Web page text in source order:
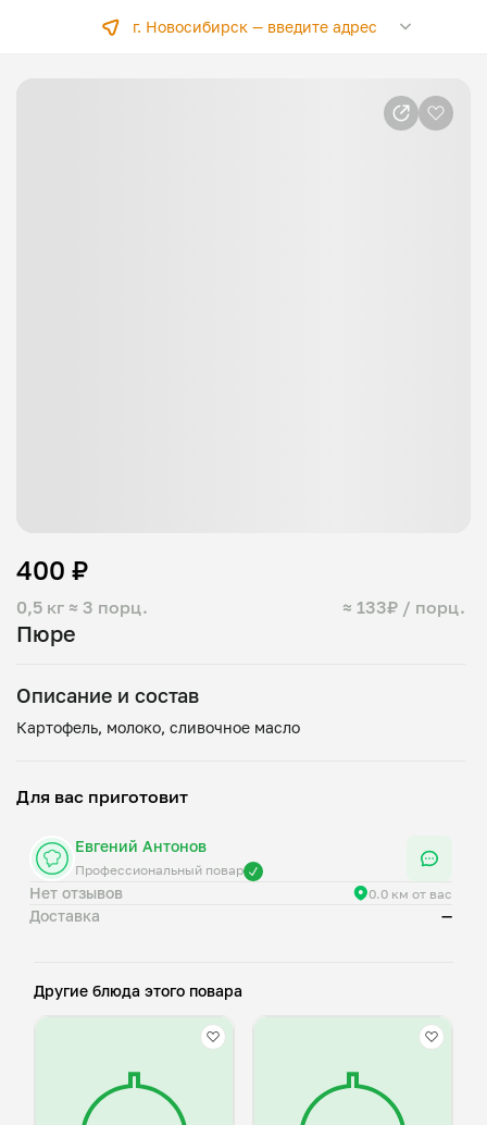
г. Новосибирск —введите адрес
Пюре
0,5 кг ≈ 3 порц. ≈ 133₽ / порц.
400 ₽
Описание и состав
Для вас приготовит
Евгений Антонов
Профессиональный повар
Нет отзывов 0.0 км от вас
Доставка —
Другие блюда этого повара